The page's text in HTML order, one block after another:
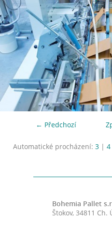
← Předchozí
Automatické procházení: 3 | 4
Bohemia Pallet
Štokov, 34811 Ch.